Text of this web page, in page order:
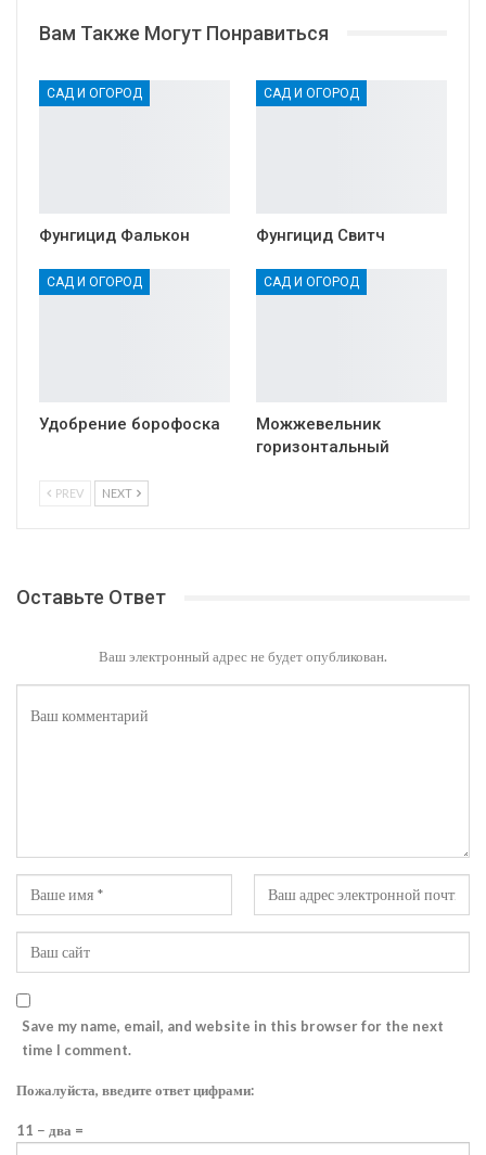
Вам Также Могут Понравиться
САД И ОГОРОД
Фунгицид Фалькон
САД И ОГОРОД
Фунгицид Свитч
САД И ОГОРОД
Удобрение борофоска
САД И ОГОРОД
Можжевельник
горизонтальный
PREV NEXT
Оставьте Ответ
Ваш электронный адрес не будет опубликован.
Save my name, email, and website in this browser for the next
time I comment.
Пожалуйста, введите ответ цифрами:
11 − два =